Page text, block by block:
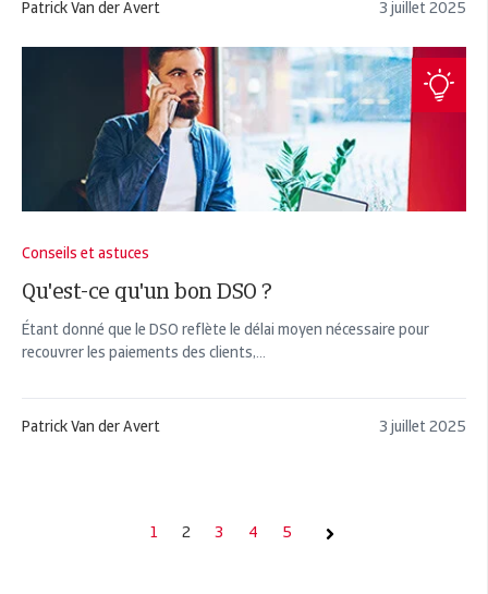
Patrick Van der Avert 3 juillet 2025
Conseils et astuces
Qu'est-ce qu'un bon DSO ?
Étant donné que le DSO reflète le délai moyen nécessaire pour
recouvrer les paiements des clients,...
Patrick Van der Avert 3 juillet 2025
1 2 3 4 5
Suivante